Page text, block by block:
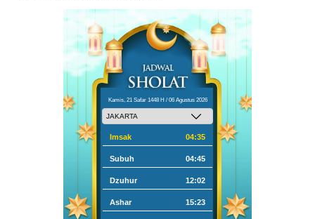
Kamis, 21 Safar 1448 H / 06 Agustus 2026
Imsak 04:35
Subuh 04:45
Dzuhur 12:02
Ashar 15:23